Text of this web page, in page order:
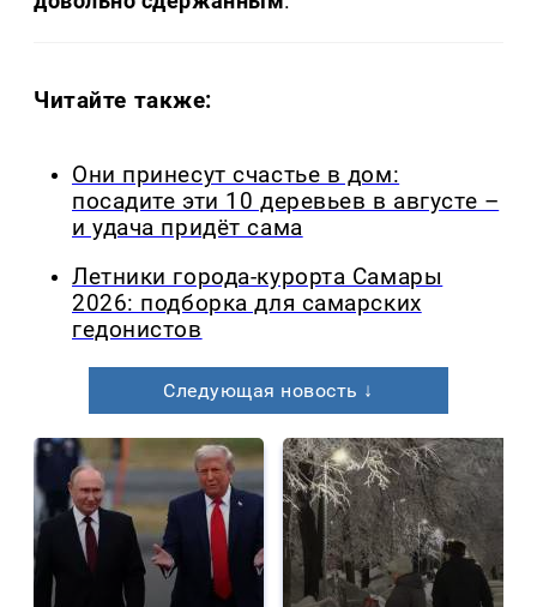
Читайте также:
Они принесут счастье в дом:
посадите эти 10 деревьев в августе –
и удача придёт сама
Летники города-курорта Самары
2026: подборка для самарских
гедонистов
Следующая новость ↓